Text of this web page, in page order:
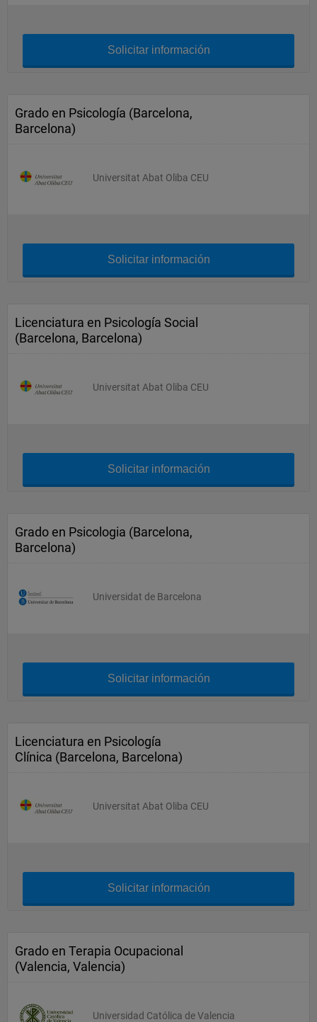
Solicitar información
Grado en Psicología (Barcelona,
Barcelona)
Universitat Abat Oliba CEU
Solicitar información
Licenciatura en Psicología Social
(Barcelona, Barcelona)
Universitat Abat Oliba CEU
Solicitar información
Grado en Psicologia (Barcelona,
Barcelona)
Universidat de Barcelona
Solicitar información
Licenciatura en Psicología
Clínica (Barcelona, Barcelona)
Universitat Abat Oliba CEU
Solicitar información
Grado en Terapia Ocupacional
(Valencia, Valencia)
Universidad Católica de Valencia